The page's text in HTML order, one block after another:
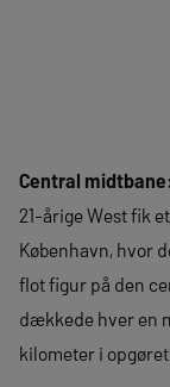
Central
21-årige West fik
København, hvor
flot figur på den
dækkede hver en
kilometer i